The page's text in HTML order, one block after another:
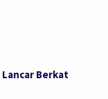
Lancar Berkat